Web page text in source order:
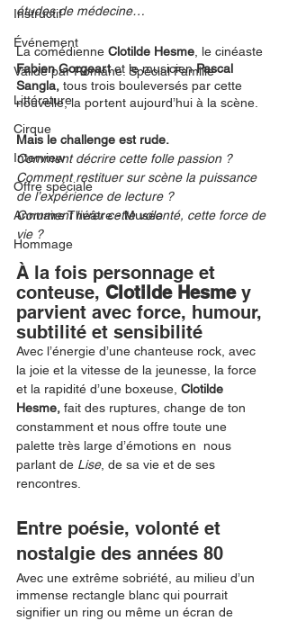
Instructif
Événement
Validé par Romane. Spécial Famille
Littérature
Cirque
Interview
Offre spéciale
Annuaire Théâtre - Musée
Hommage
études de médecine…
La comédienne Clotilde Hesme , le cinéaste
Fabien Gorgeart et le musicien Pascal
Sangla, tous trois bouleversés par cette
nouvelle, la portent aujourd’hui à la scène.
Mais le challenge est rude.
Comment décrire cette folle passion ?
Comment restituer sur scène la puissance
de l’expérience de lecture ?
Comment livrer cette volonté, cette force de
vie ?
À la fois personnage et
conteuse, Clotilde Hesme y
parvient avec force, humour,
subtilité et sensibilité
Avec l’énergie d’une chanteuse rock, avec
la joie et la vitesse de la jeunesse, la force
et la rapidité d’une boxeuse, Clotilde
Hesme, fait des ruptures, change de ton
constamment et nous offre toute une
palette très large d’émotions en  nous
parlant de Lise, de sa vie et de ses
rencontres.
Entre poésie, volonté et
nostalgie des années 80
Avec une extrême sobriété, au milieu d’un
immense rectangle blanc qui pourrait
signifier un ring ou même un écran de